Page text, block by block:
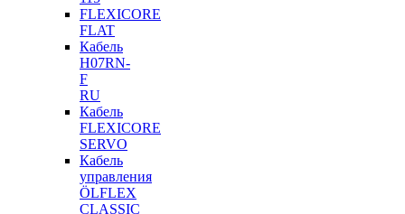
FLEXICORE
FLAT
Кабель
H07RN-
F
RU
Кабель
FLEXICORE
SERVO
Кабель
управления
ÖLFLEX
CLASSIC